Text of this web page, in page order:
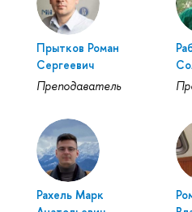
Прытков Роман
Сергеевич
Преподаватель
Рахель Марк